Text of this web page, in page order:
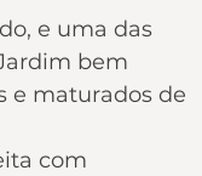
e uma das
bem
e maturados de
com